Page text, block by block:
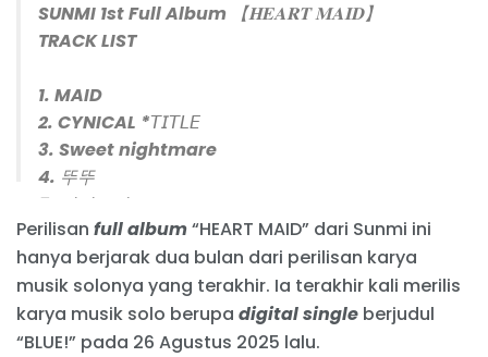
SUNMI 1st Full Album 【𝐇𝐄𝐀𝐑𝐓 𝐌𝐀𝐈𝐃】
TRACK LIST
1. MAID
2. CYNICAL *𝘛𝘐𝘛𝘓𝘌
3. Sweet nightmare
4. 뚜뚜
5. 미니스커트
6. Tuberose
7. Bass(ad)
8. BLUE!
9. Balloon in Love
10. Happy af
Perilisan full album“HEART MAID” dari Sunmi ini
hanya berjarak dua bulan dari perilisan karya
musik solonya yang terakhir. Ia terakhir kali merilis
karya musik solo berupa digital single berjudul
“BLUE!” pada 26 Agustus 2025 lalu.